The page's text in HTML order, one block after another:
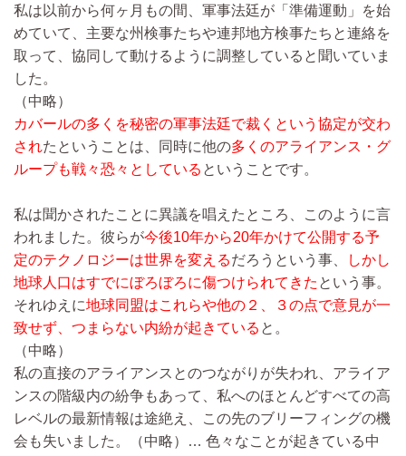
私は以前から何ヶ月もの間、軍事法廷が「準備運動」を始
めていて、主要な州検事たちや連邦地方検事たちと連絡を
取って、協同して動けるように調整していると聞いていま
した。
（中略）
カバールの多くを秘密の軍事法廷で裁くという協定が交わ
されたということは、同時に他の多くのアライアンス・グ
ループも戦々恐々としている ということです。
私は聞かされたことに異議を唱えたところ、このように言
われました。彼らが今後10年から20年かけて公開する予
定のテクノロジーは世界を変えるだろうという事、
しかし
地球人口はすでにぼろぼろに傷つけられてきた という事。
それゆえに地球同盟はこれらや他の２、３の点で意見が一
致せず、つまらない内紛が起きている と。
（中略）
私の直接のアライアンスとのつながりが失われ、アライア
ンスの階級内の紛争もあって、私へのほとんどすべての高
レベルの最新情報は途絶え、この先のブリーフィングの機
会も失いました。
（中略）… 色々なことが起きている中